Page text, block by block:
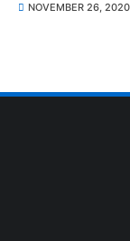
NOVEMBER 26, 2020